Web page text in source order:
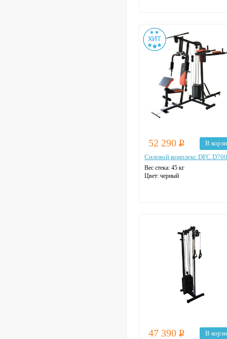
52 290 Р
В
Силовой комплекс DFC
Вес стека: 45 кг
Цвет: черный
47 390 Р
В